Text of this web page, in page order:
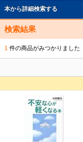
本から詳細検索する
検索結果
1 件の商品がみつかりました